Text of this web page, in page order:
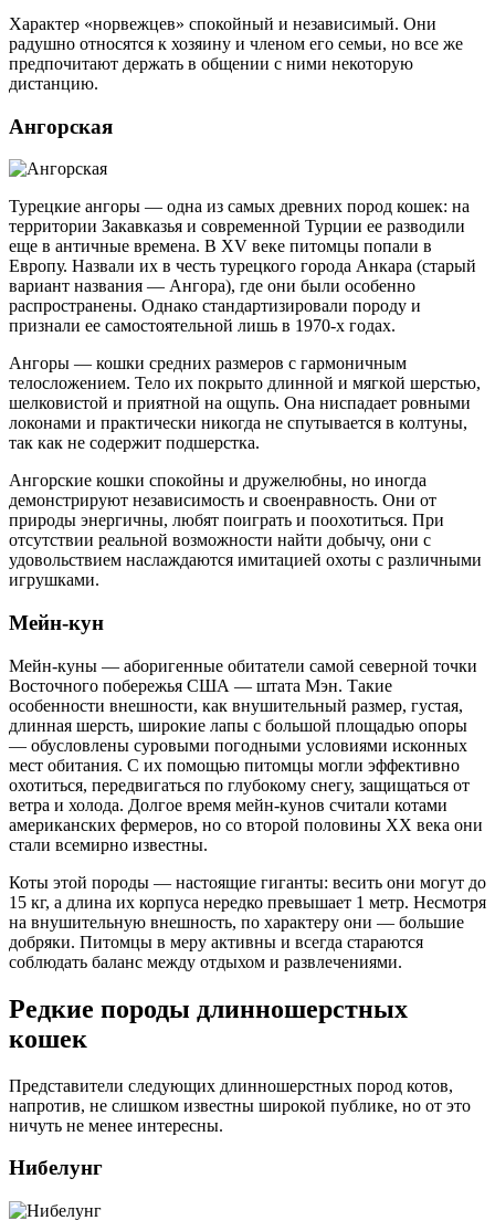
Характер «норвежцев» спокойный и независимый. Они
радушно относятся к хозяину и членом его семьи, но все же
предпочитают держать в общении с ними некоторую
дистанцию.
Ангорская
Турецкие ангоры — одна из самых древних пород кошек: на
территории Закавказья и современной Турции ее разводили
еще в античные времена. В XV веке питомцы попали в
Европу. Назвали их в честь турецкого города Анкара (старый
вариант названия — Ангора), где они были особенно
распространены. Однако стандартизировали породу и
признали ее самостоятельной лишь в 1970-х годах.
Ангоры — кошки средних размеров с гармоничным
телосложением. Тело их покрыто длинной и мягкой шерстью,
шелковистой и приятной на ощупь. Она ниспадает ровными
локонами и практически никогда не спутывается в колтуны,
так как не содержит подшерстка.
Ангорские кошки спокойны и дружелюбны, но иногда
демонстрируют независимость и своенравность. Они от
природы энергичны, любят поиграть и поохотиться. При
отсутствии реальной возможности найти добычу, они с
удовольствием наслаждаются имитацией охоты с различными
игрушками.
Мейн-кун
Мейн-куны — аборигенные обитатели самой северной точки
Восточного побережья США — штата Мэн. Такие
особенности внешности, как внушительный размер, густая,
длинная шерсть, широкие лапы с большой площадью опоры
— обусловлены суровыми погодными условиями исконных
мест обитания. С их помощью питомцы могли эффективно
охотиться, передвигаться по глубокому снегу, защищаться от
ветра и холода. Долгое время мейн-кунов считали котами
американских фермеров, но со второй половины XX века они
стали всемирно известны.
Коты этой породы — настоящие гиганты: весить они могут до
15 кг, а длина их корпуса нередко превышает 1 метр. Несмотря
на внушительную внешность, по характеру они — большие
добряки. Питомцы в меру активны и всегда стараются
соблюдать баланс между отдыхом и развлечениями.
Редкие породы длинношерстных
кошек
Представители следующих длинношерстных пород котов,
напротив, не слишком известны широкой публике, но от это
ничуть не менее интересны.
Нибелунг